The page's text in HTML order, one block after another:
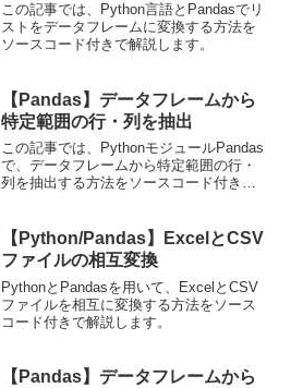
この記事では、Python言語とPandasでリ
ストをデータフレームに変換する方法を
ソースコード付きで解説します。
【Pandas】データフレームから
特定範囲の行・列を抽出
この記事では、PythonモジュールPandas
で、データフレームから特定範囲の行・
列を抽出する方法をソースコード付きで
【Python/Pandas】ExcelとCSV
ファイルの相互変換
PythonとPandasを用いて、ExcelとCSV
ファイルを相互に変換する方法をソース
コード付きで解説します。
【Pandas】データフレームから